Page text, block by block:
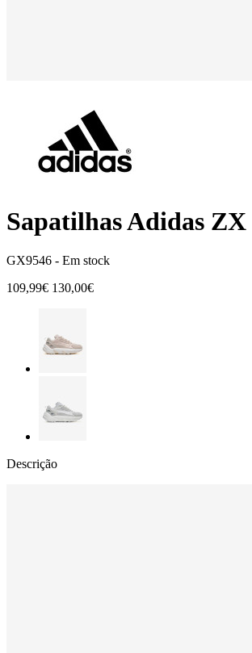
Sapatilhas Adidas ZX
GX9546 - Em stock
109,99€ 130,00€
Descrição